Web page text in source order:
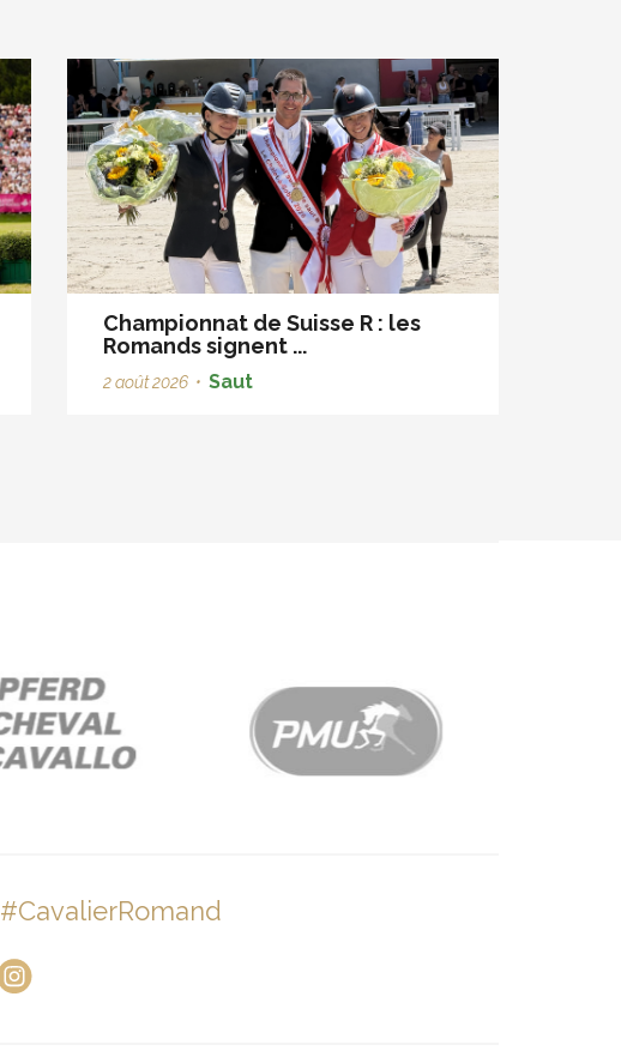
Championnat de Suisse R : les
Romands signent ...
2 août 2026 • Saut
#CavalierRomand